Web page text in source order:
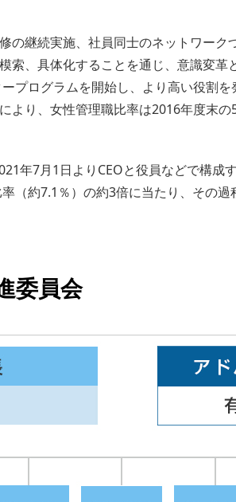
継続実施、社員同士のネットワーク
、具体化することを通じ、意識変革
プログラムを開始し、より高い役割を
より、女性管理職比率は2016年度末
年7月1日よりCEOと役員などで構成
（約7.1％）の約3倍に当たり、その
委員会